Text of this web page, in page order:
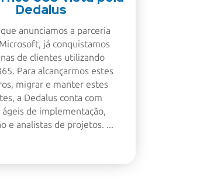
Dedalus
anunciamos a parceria
já conquistamos
de clientes utilizando
Para alcançarmos estes
migrar e manter estes
a Dedalus conta com
de implementação,
e analistas de projetos. ...